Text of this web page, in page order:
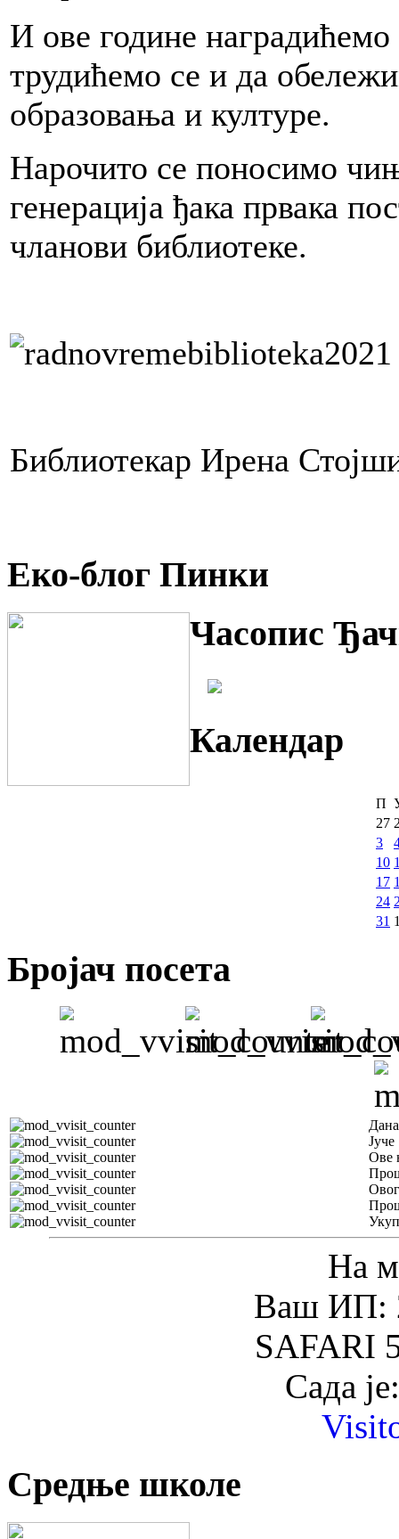
И ове године
трудићемо се и да
образовања и културе.
Нарочито се поносимо
генерација ђака првака
чланови библиотеке.
Библиотекар Ирена
Еко-блог Пинки
Часопис
Календар
П
27
3
10
17
24
31
Бројач посета
Јуче
Ове
На
Ваш ИП:
SAFARI
Сада
Средње школе